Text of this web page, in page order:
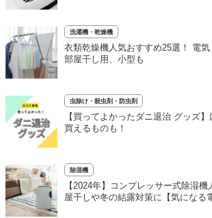
洗濯機・乾燥機
衣類乾燥機人気おすすめ25選！ 電気
部屋干し用、小型も
虫除け・殺虫剤・防虫剤
【買ってよかったダニ退治 グッズ
買えるものも！
除湿機
【2024年】コンプレッサー式除湿
屋干しや冬の結露対策に【気になる